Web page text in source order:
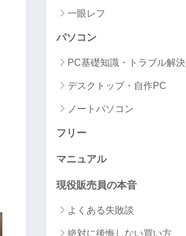
一眼レフ
パソコン
PC基礎知識・トラブル解決
デスクトップ・自作PC
ノートパソコン
フリー
マニュアル
現役販売員の本音
よくある失敗談
絶対に後悔しない買い方